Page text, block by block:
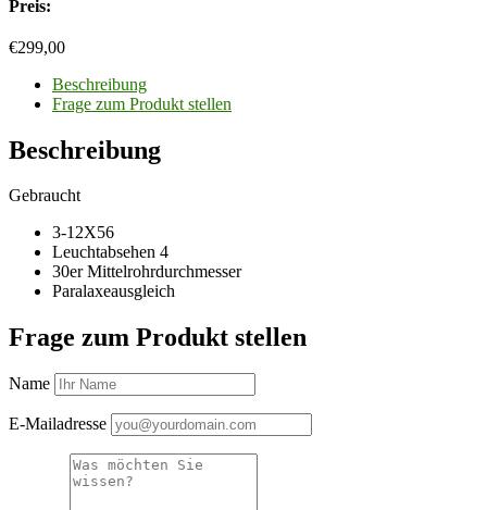
Preis:
€299,00
Beschreibung
Frage zum Produkt stellen
Beschreibung
Gebraucht
3-12X56
Leuchtabsehen 4
30er Mittelrohrdurchmesser
Paralaxeausgleich
Frage zum Produkt stellen
Name
E-Mailadresse